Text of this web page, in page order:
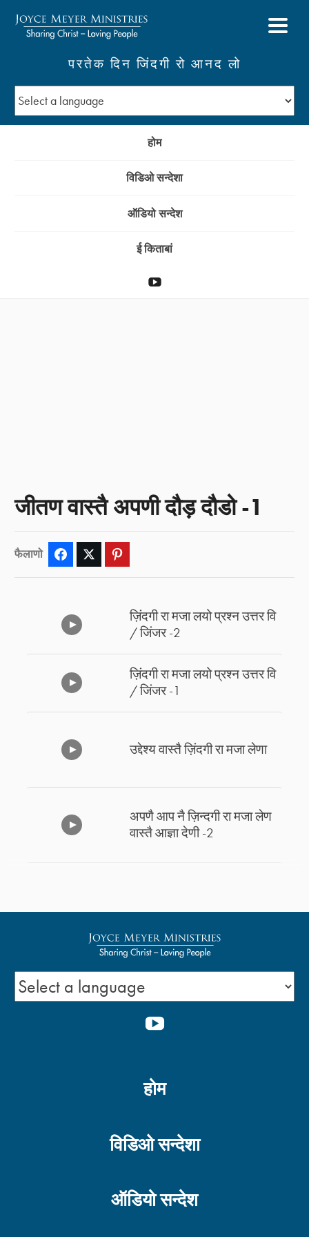
परतेक दिन जिंदगी रो आनद लो
होम
विडिओ सन्देशा
ऑडियो सन्देश
ई किताबां
YouTube
जीतण वास्तै अपणी दौड़ दौडो -1
फैलाणो Facebook Twitter
ज़िंदगी रा मजा लयो प्रश्न उत्तर वि
/ जिंजर -2
ज़िंदगी रा मजा लयो प्रश्न उत्तर वि
/ जिंजर -1
उद्देश्य वास्तै ज़िंदगी रा मजा लेणा
अपणै आप नै ज़िन्दगी रा मजा लेण
वास्तै आज्ञा देणी -2
वास्तै आज्ञा देणी -1
होम
विडिओ सन्देशा
ऑडियो सन्देश